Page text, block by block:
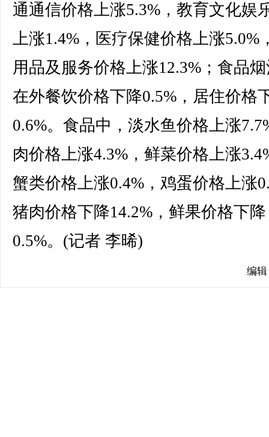
通通信价格上涨5.3%，教育文化娱
上涨1.4%，医疗保健价格上涨5.0%
用品及服务价格上涨12.3%；食品
在外餐饮价格下降0.5%，居住价格
0.6%。食品中，淡水鱼价格上涨
肉价格上涨4.3%，鲜菜价格上涨
蟹类价格上涨0.4%，鸡蛋价格上涨
猪肉价格下降14.2%，鲜果价格下降
0.5%。(记者 李晞)
编